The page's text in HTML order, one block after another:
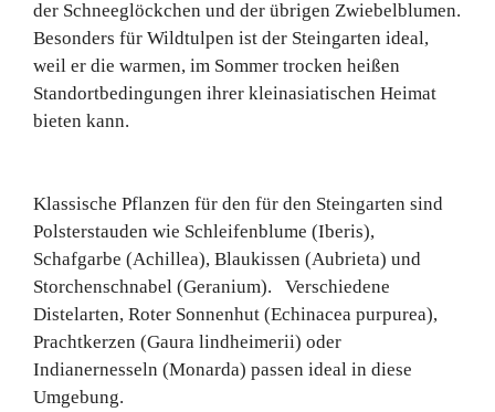
der Schneeglöckchen und der übrigen Zwiebelblumen.
Besonders für Wildtulpen ist der Steingarten ideal,
weil er die warmen, im Sommer trocken heißen
Standortbedingungen ihrer kleinasiatischen Heimat
bieten kann.
Klassische Pflanzen für den für den Steingarten sind
Polsterstauden wie Schleifenblume (Iberis),
Schafgarbe (Achillea), Blaukissen (Aubrieta) und
Storchenschnabel (Geranium). Verschiedene
Distelarten, Roter Sonnenhut (Echinacea purpurea),
Prachtkerzen (Gaura lindheimerii) oder
Indianernesseln (Monarda) passen ideal in diese
Umgebung.